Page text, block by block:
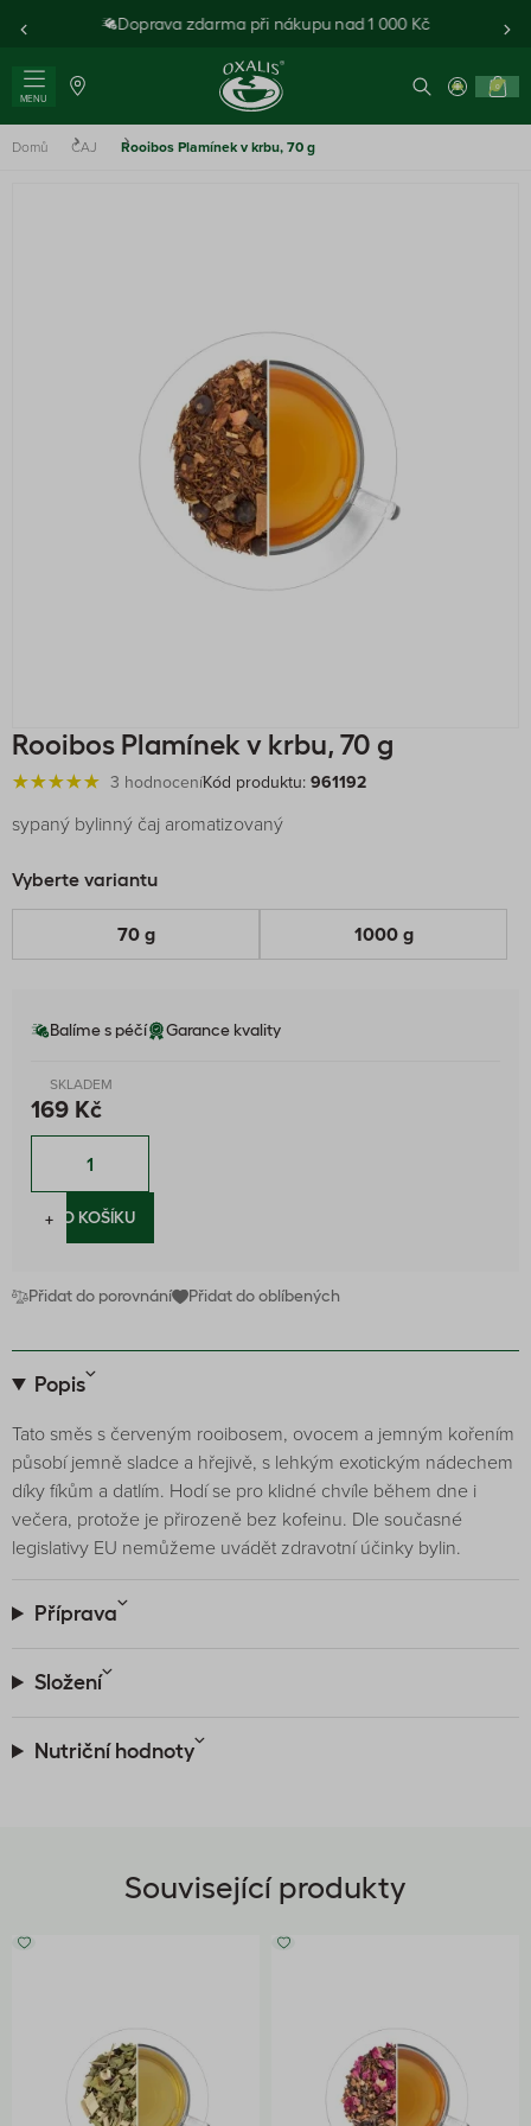
Doprava zdarma při nákupu nad 1 000 Kč
MENU
0
Domů ČAJ Rooibos Plamínek v krbu, 70 g
Rooibos Plamínek v krbu, 70 g
3 hodnoceníKód produktu: 961192
sypaný bylinný čaj aromatizovaný
Vyberte variantu
70 g 1000 g
Balíme s péčí Garance kvality
SKLADEM
169 Kč
−
+DO KOŠÍKU
Přidat do porovnání Přidat do oblíbených
Popis
Tato směs s červeným rooibosem, ovocem a jemným kořením
působí jemně sladce a hřejivě, s lehkým exotickým nádechem
díky fíkům a datlím. Hodí se pro klidné chvíle během dne i
večera, protože je přirozeně bez kofeinu. Dle současné
legislativy EU nemůžeme uvádět zdravotní účinky bylin.
Příprava
Složení
Nutriční hodnoty
Související produkty